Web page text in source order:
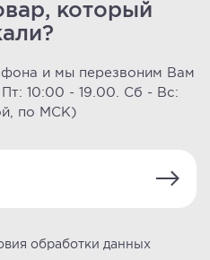
который
и мы перезвоним Вам
10:00 - 19.00. Сб - Вс:
по МСК)
обработки данных